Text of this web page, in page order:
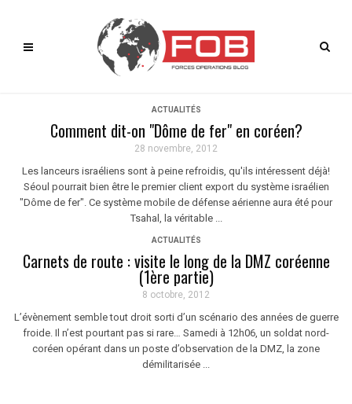
ACTUALITÉS
Comment dit-on "Dôme de fer" en coréen?
28 novembre, 2012
Les lanceurs israéliens sont à peine refroidis, qu'ils intéressent déjà!
Séoul pourrait bien être le premier client export du système israélien
"Dôme de fer". Ce système mobile de défense aérienne aura été pour
Tsahal, la véritable ...
ACTUALITÉS
Carnets de route : visite le long de la DMZ coréenne
(1ère partie)
8 octobre, 2012
L’évènement semble tout droit sorti d’un scénario des années de guerre
froide. Il n’est pourtant pas si rare… Samedi à 12h06, un soldat nord-
coréen opérant dans un poste d’observation de la DMZ, la zone
démilitarisée ...